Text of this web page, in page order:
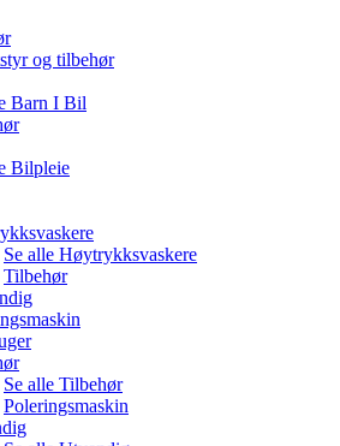
og tilbehør
Barn I Bil
Bilpleie
Se alle Høytrykksvaskere
Tilbehør
Se alle Tilbehør
Poleringsmaskin